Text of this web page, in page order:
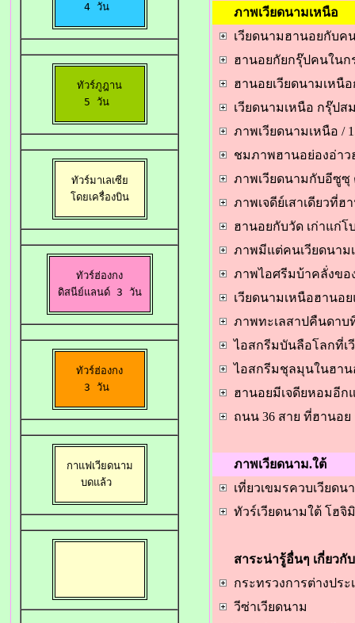
4 วัน
ทัวร์ภูฎาน
5 วัน
ทัวร์มาเลเซีย
โดยเครื่องบิน
ทัวร์ฮ่องกง
ดิสนีย์แลนด์ 3 วัน
ทัวร์ฮ่องกง
3 วัน
กาแฟเวียดนาม
บดแล้ว
ภาพเวียดนามเหนือ
เวียดนามฮานอยกับค
ฮานอยกัยกรุ๊ปคนในก
ฮานอยเวียดนามเหนื
เวียดนามเหนือ กรุ๊ป
ภาพเวียดนามเหนือ /
ชมภาพฮานอย่องอ่าว
ภาพเวียดนามกับอีซูซุ
ภาพเจดีย์เสาเดียวที่ฮ
ฮานอยกับวัด เก่าแก่โบ
ภาพมีแต่คนเวียดนาม
ภาพไอศรีมบ้าคลั่งขอ
เวียดนามเหนือฮานอ
ภาพทะเลสาปคืนดาบ
ไอสกรีมบันลือโลกที่เ
ไอสกรีมชุลมุนในฮาน
ฮานอยมีเจดียหอมอีก
ถนน 36 สาย ที่ฮานอย
ภาพเวียดนาม.ใต้
เที่ยวเขมรควบเวียด
ทัวร์เวียดนามใต้ โฮจิ
สาระน่ารู้อื่นๆ เกี่ยวกั
กระทรวงการต่างประ
วีซ่าเวียดนาม